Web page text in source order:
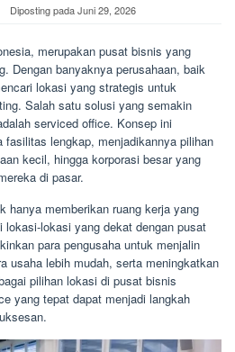
Diposting padaJuni 29, 2026
merupakan pusat bisnis yang
Dengan banyaknya perusahaan, baik
lokasi yang strategis untuk
Salah satu solusi yang semakin
serviced office. Konsep ini
lengkap, menjadikannya pilihan
kecil, hingga korporasi besar yang
di pasar.
hanya memberikan ruang kerja yang
lokasi yang dekat dengan pusat
para pengusaha untuk menjalin
usaha lebih mudah, serta meningkatkan
pilihan lokasi di pusat bisnis
yang tepat dapat menjadi langkah